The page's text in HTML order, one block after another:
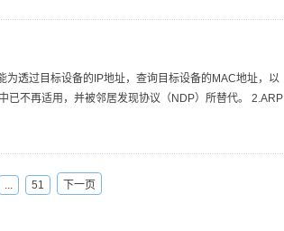
透过目标设备的IP地址，查询目标设备的MAC地址，以
已不再适用，并被邻居发现协议（NDP）所替代。 2.ARP
... 51 下一页